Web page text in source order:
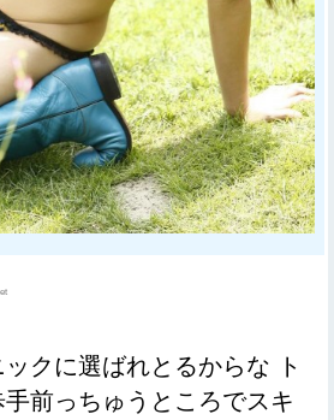
クに選ばれとるからな ト
前っちゅうところでスキ